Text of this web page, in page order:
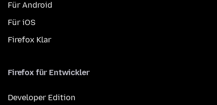
Für Android
Für iOS
Firefox Klar
Firefox für Entwickler
Developer Edition